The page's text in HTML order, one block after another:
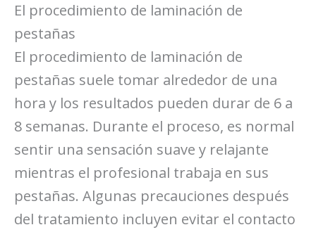
El procedimiento de laminación de
pestañas
El procedimiento de laminación de
pestañas suele tomar alrededor de una
hora y los resultados pueden durar de 6 a
8 semanas. Durante el proceso, es normal
sentir una sensación suave y relajante
mientras el profesional trabaja en sus
pestañas. Algunas precauciones después
del tratamiento incluyen evitar el contacto